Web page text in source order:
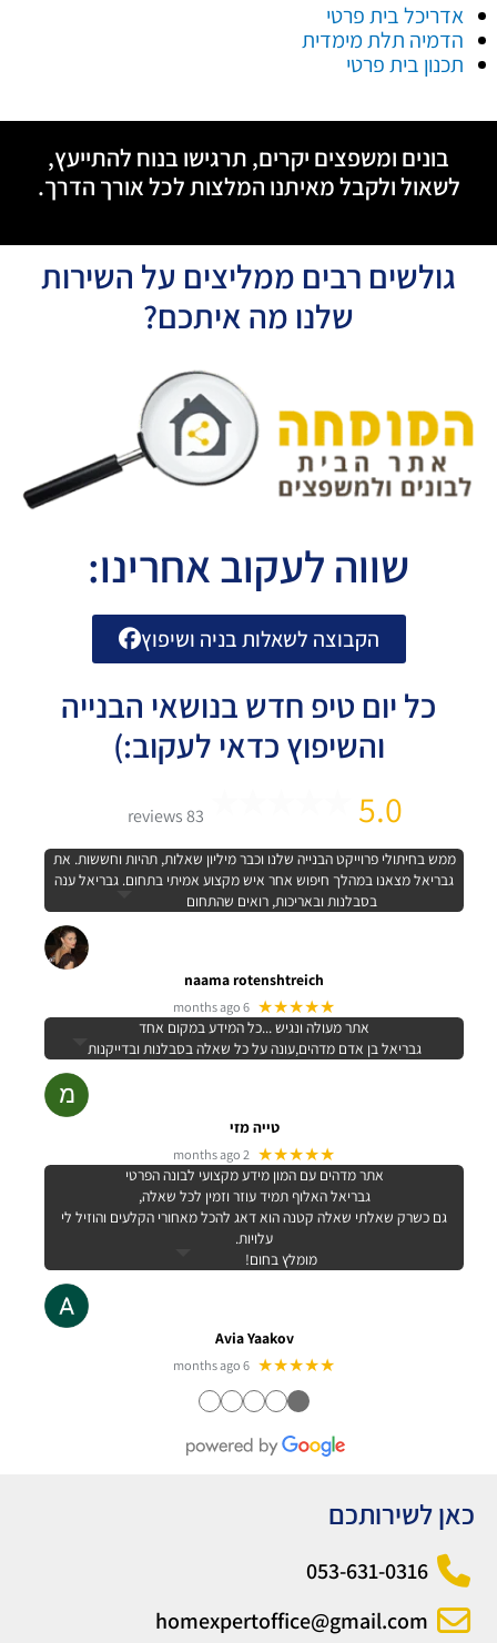
אדריכל בית פרטי
הדמיה תלת מימדית
תכנון בית פרטי
בונים ומשפצים יקרים, תרגישו בנוח להתייעץ,
לשאול ולקבל מאיתנו המלצות לכל אורך הדרך.
גולשים רבים ממליצים על השירות
שלנו מה איתכם?
שווה לעקוב אחרינו:
הקבוצה לשאלות בניה ושיפוץ
כל יום טיפ חדש בנושאי הבנייה
והשיפוץ כדאי לעקוב:)
5.0
83 reviews
ממש בחיתולי פרוייקט הבנייה שלנו וכבר מיליון שאלות, תהיות וחששות. את
גבריאל מצאנו במהלך חיפוש אחר איש מקצוע אמיתי בתחום. גבריאל ענה
בסבלנות ובאריכות, רואים שהתחום
naama rotenshtreich
★★★★★
6 months ago
אתר מעולה ונגיש ...כל המידע במקום אחד
גבריאל בן אדם מדהים,עונה על כל שאלה בסבלנות ובדייקנות
טייה מזי
★★★★★
2 months ago
אתר מדהים עם המון מידע מקצועי לבונה הפרטי
גבריאל האלוף תמיד עוזר וזמין לכל שאלה,
גם כשרק שאלתי שאלה קטנה הוא דאג להכל מאחורי הקלעים והוזיל לי
עלויות.
מומלץ בחום!
Avia Yaakov
★★★★★
6 months ago
●
●
●
●
●
כאן לשירותכם
053-631-0316
homexpertoffice@gmail.com